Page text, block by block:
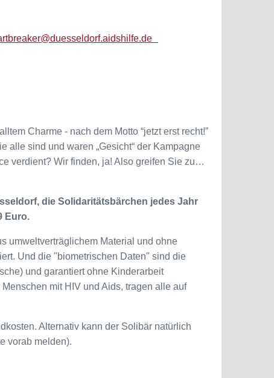
Charme - nach dem Motto “jetzt erst recht!”
alle sind und waren „Gesicht“ der Kampagne
verdient? Wir finden, ja! Also greifen Sie zu…
die Solidaritätsbärchen jedes Jahr
Euro.
umweltverträglichem Material und ohne
Und die "biometrischen Daten" sind die
und garantiert ohne Kinderarbeit
mit HIV und Aids, tragen alle auf
Alternativ kann der Solibär natürlich
vorab melden).